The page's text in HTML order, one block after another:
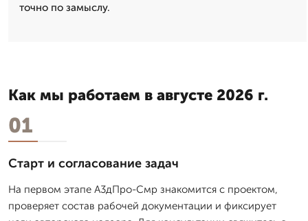
точно по замыслу.
Как мы работаем в августе 2026 г.
01
Старт и согласование задач
На первом этапе А3дПро-Смр знакомится с проектом,
проверяет состав рабочей документации и фиксирует